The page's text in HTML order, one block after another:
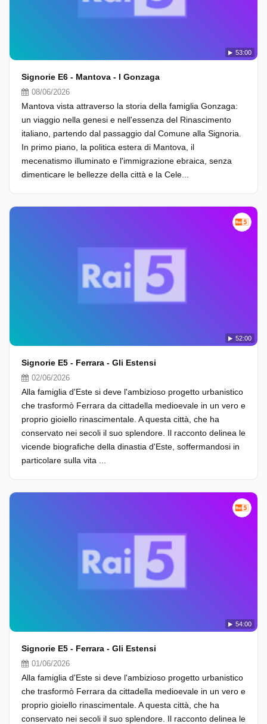
53:00
Signorie E6 - Mantova - I Gonzaga
08/06/2026
Mantova vista attraverso la storia della famiglia Gonzaga:
un viaggio nella genesi e nell'essenza del Rinascimento
italiano, partendo dal passaggio dal Comune alla Signoria.
In primo piano, la politica estera di Mantova, il
mecenatismo illuminato e l'immigrazione ebraica, senza
dimenticare le bellezze della città e la Cele...
52:00
Signorie E5 - Ferrara - Gli Estensi
02/06/2026
Alla famiglia d'Este si deve l'ambizioso progetto urbanistico
che trasformò Ferrara da cittadella medioevale in un vero e
proprio gioiello rinascimentale. A questa città, che ha
conservato nei secoli il suo splendore. Il racconto delinea le
vicende biografiche della dinastia d'Este, soffermandosi in
particolare sulla vita ...
54:00
Signorie E5 - Ferrara - Gli Estensi
01/06/2026
Alla famiglia d'Este si deve l'ambizioso progetto urbanistico
che trasformò Ferrara da cittadella medioevale in un vero e
proprio gioiello rinascimentale. A questa città, che ha
conservato nei secoli il suo splendore. Il racconto delinea le